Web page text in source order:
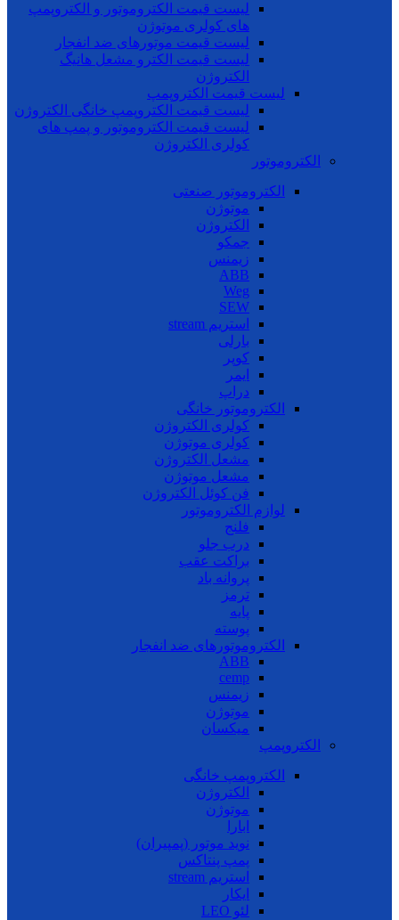
لیست قیمت الکتروموتور و الکتروپمپ
های کولری موتوژن
لیست قیمت موتورهای ضد انفجار
لیست قیمت الکترو مشعل هانیگ
الکتروژن
لیست قیمت الکتروپمپ
لیست قیمت الکتروپمپ خانگی الکتروژن
لیست قیمت الکتروموتور و پمپ های
کولری الکتروژن
الکتروموتور
الکتروموتور صنعتی
موتوژن
الکتروژن
جمکو
زیمنس
ABB
Weg
SEW
استریم stream
بارلی
کوپر
ایمر
دراپ
الکتروموتور خانگی
کولری الکتروژن
کولری موتوژن
مشعل الکتروژن
مشعل موتوژن
فن کوئل الکتروژن
لوازم الکتروموتور
فلنج
درب جلو
براکت عقب
پروانه باد
ترمز
پایه
پوسته
الکتروموتورهای ضد انفجار
ABB
cemp
زیمنس
موتوژن
میکسان
الکتروپمپ
الکتروپمپ خانگی
الکتروژن
موتوژن
ابارا
نوید موتور (پمپیران)
پمپ پنتاکس
استریم stream
ایکار
لئو LEO